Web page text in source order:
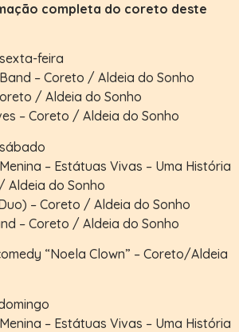
completa do coreto deste
feira
Band – Coreto / Aldeia do Sonho
/ Aldeia do Sonho
– Coreto / Aldeia do Sonho
– Estátuas Vivas – Uma História
Aldeia do Sonho
– Coreto / Aldeia do Sonho
– Coreto / Aldeia do Sonho
“Noela Clown” – Coreto/Aldeia
– Estátuas Vivas – Uma História